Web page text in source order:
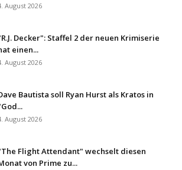
August 2026
Decker": Staffel 2 der neuen Krimiserie
einen...
August 2026
Bautista soll Ryan Hurst als Kratos in
August 2026
Flight Attendant" wechselt diesen
von Prime zu...